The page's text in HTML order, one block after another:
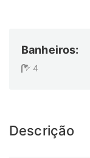
Banheiros:
4
Descrição